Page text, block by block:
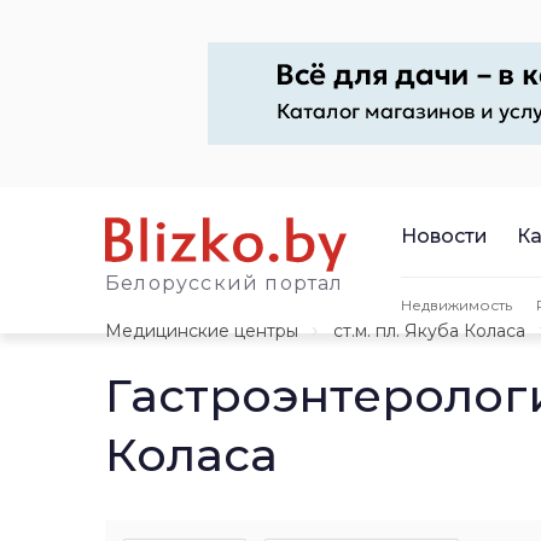
Белорусский портал
Новости
Недвижимость
Медицинские центры ст.м. пл. Якуба Коласа
Коласа